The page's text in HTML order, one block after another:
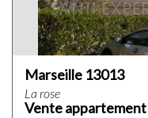
Marseille 13013
La rose
Vente appartement